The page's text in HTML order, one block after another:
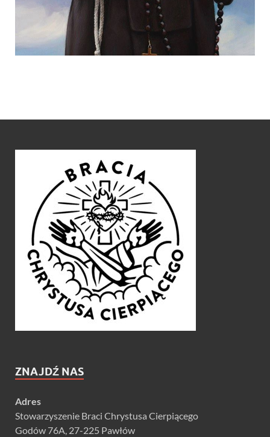
ZNAJDŹ NAS
Adres
Stowarzyszenie Braci Chrystusa Cierpiącego
Godów 76A, 27-225 Pawłów